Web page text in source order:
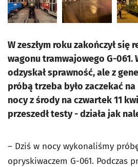
W zeszłym roku zakończył się
wagonu tramwajowego G-061.
odzyskał sprawność, ale z
próbą trzeba było zaczekać
nocy z środy na czwartek 11
przeszedł testy - działa jak
– Dziś w nocy wykonaliśmy
opryskiwaczem G-061. Podczas